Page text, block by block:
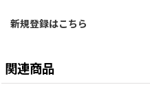
新規登録はこちら
関連商品